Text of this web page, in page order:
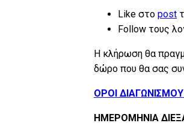
Like στο post
Follow τους
Η κλήρωση θα
δώρο που θα σας
ΟΡΟΙ ΔΙΑΓΩΝΙΣΜΟΥ
ΗΜΕΡΟΜΗΝΙΑ